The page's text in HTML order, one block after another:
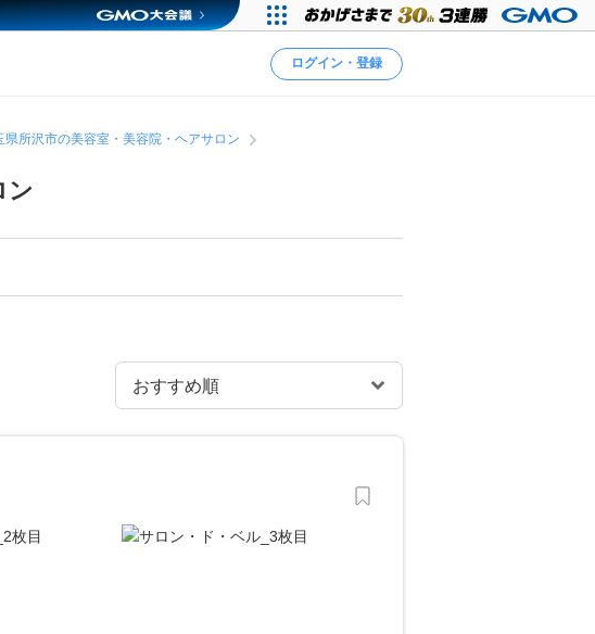
ログイン・登録
県所沢市の美容室・美容院・ヘアサロン
ン